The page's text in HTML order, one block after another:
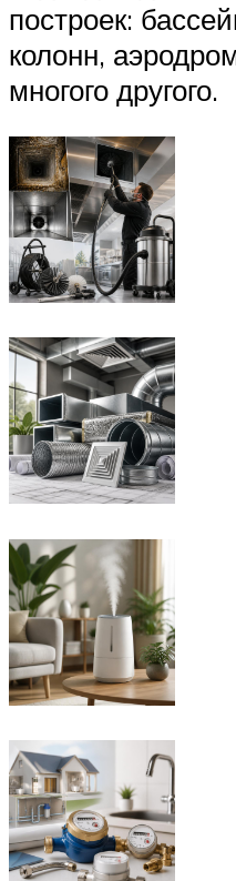
построек:
колонн,
многого другого.